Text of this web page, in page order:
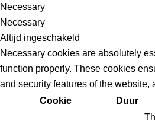
Necessary
Necessary
Altijd ingeschakeld
Necessary cookies are absolutely
function properly. These cookies
and security features of the website,
Cookie
Duur